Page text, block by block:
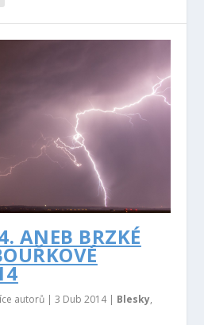
ANEB BRZKÉ
autorů |3 Dub 2014| Blesky,